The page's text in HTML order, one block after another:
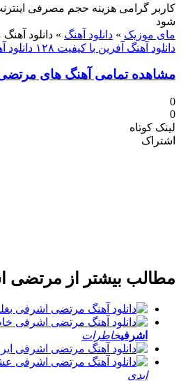
گرامی هزینه حجم مصرفی اینترنت
»دانلود آهنگ»دانلود آهنگ
آهنگ آفرین با کیفیت ۱۲۸
دانلود آهنگ
تمامی آهنگ های مرتضی
بیشتر ازمرتضی
خاطرات